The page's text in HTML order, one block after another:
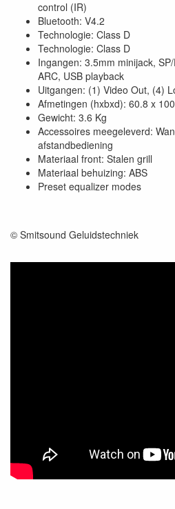
control (IR)
Bluetooth: V4.2
Technologie: Class D
Technologie: Class D
Ingangen: 3.5mm minijack,
ARC, USB playback
Uitgangen: (1) Video Out, (4)
Afmetingen (hxbxd): 60.8 x
Gewicht: 3.6 Kg
Accessoires meegeleverd:
afstandbediening
Materiaal front: Stalen grill
Materiaal behuizing: ABS
Preset equalizer modes
© Smitsound Geluidstechniek